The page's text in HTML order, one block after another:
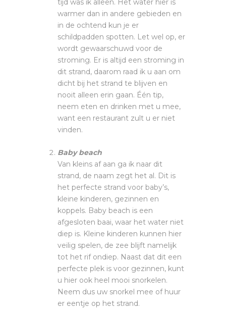
tijd was ik alleen. Het water hier is
warmer dan in andere gebieden en
in de ochtend kun je er
schildpadden spotten. Let wel op, er
wordt gewaarschuwd voor de
stroming. Er is altijd een stroming in
dit strand, daarom raad ik u aan om
dicht bij het strand te blijven en
nooit alleen erin gaan. Één tip,
neem eten en drinken met u mee,
want een restaurant zult u er niet
vinden.
Baby beach
Van kleins af aan ga ik naar dit
strand, de naam zegt het al. Dit is
het perfecte strand voor baby’s,
kleine kinderen, gezinnen en
koppels. Baby beach is een
afgesloten baai, waar het water niet
diep is. Kleine kinderen kunnen hier
veilig spelen, de zee blijft namelijk
tot het rif ondiep. Naast dat dit een
perfecte plek is voor gezinnen, kunt
u hier ook heel mooi snorkelen.
Neem dus uw snorkel mee of huur
er eentje op het strand.